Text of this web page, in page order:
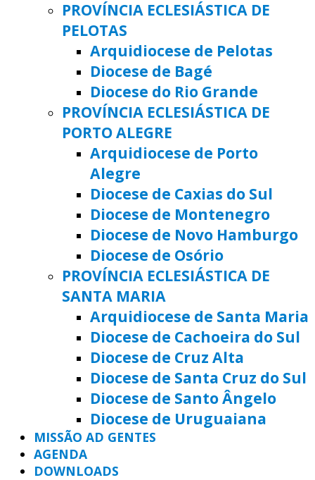
PROVÍNCIA ECLESIÁSTICA DE
PELOTAS
Arquidiocese de Pelotas
Diocese de Bagé
Diocese do Rio Grande
PROVÍNCIA ECLESIÁSTICA DE
PORTO ALEGRE
Arquidiocese de Porto
Alegre
Diocese de Caxias do Sul
Diocese de Montenegro
Diocese de Novo Hamburgo
Diocese de Osório
PROVÍNCIA ECLESIÁSTICA DE
SANTA MARIA
Arquidiocese de Santa Maria
Diocese de Cachoeira do Sul
Diocese de Cruz Alta
Diocese de Santa Cruz do Sul
Diocese de Santo Ângelo
Diocese de Uruguaiana
MISSÃO AD GENTES
AGENDA
DOWNLOADS